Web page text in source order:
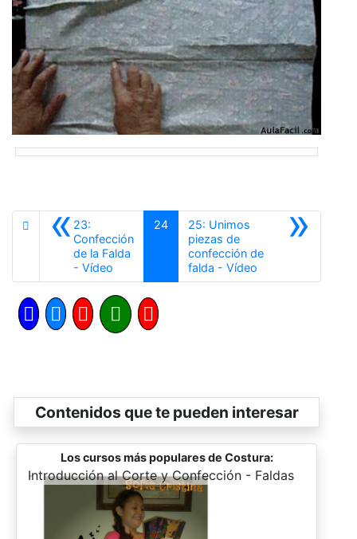
«23:
Confección
de la Falda
- Vídeo
24 »
25: Unimos
piezas de
confección de
falda - Vídeo
Contenidos que te pueden interesar
Los cursos más populares de Costura:
-
Introducción al Corte y Confección - Faldas